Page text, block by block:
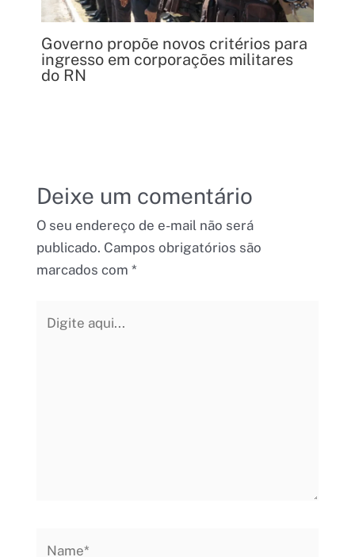
Governo propõe novos critérios para
ingresso em corporações militares
do RN
Deixe um comentário
O seu endereço de e-mail não será
publicado. Campos obrigatórios são
marcados com *
aqui...